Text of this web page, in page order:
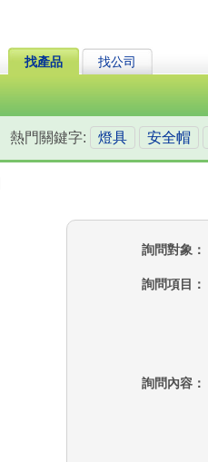
找產品 找公司
熱門關鍵字: 燈具 安全帽
詢問對象
詢問項目
詢問內容